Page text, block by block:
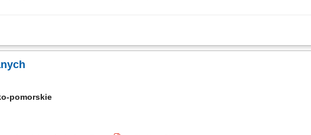
przestrzeni handlowych; Organizacja pracy od etapu cięcia materiałów po końcowy montaż;
pomorskie